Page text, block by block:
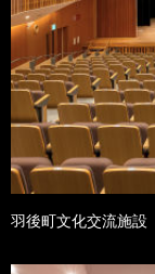
羽後町文化交流施